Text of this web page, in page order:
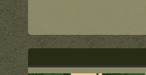
پایین
استفاده
کنید.